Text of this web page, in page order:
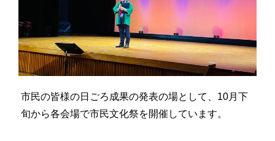
市民の皆様の日ごろ成果の発表の場として、10月下
旬から各会場で市民文化祭を開催しています。